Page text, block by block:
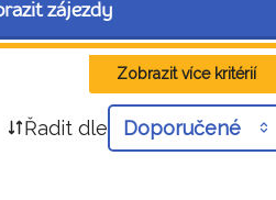
zájezdy
Zobrazit více kritérií
Řadit dle Doporučené